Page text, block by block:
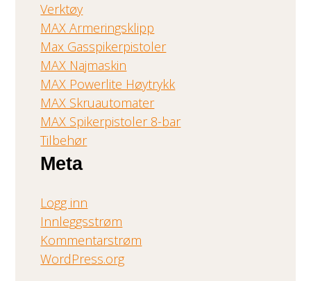
Verktøy
MAX Armeringsklipp
Max Gasspikerpistoler
MAX Najmaskin
MAX Powerlite Høytrykk
MAX Skruautomater
MAX Spikerpistoler 8-bar
Tilbehør
Meta
Logg inn
Innleggsstrøm
Kommentarstrøm
WordPress.org